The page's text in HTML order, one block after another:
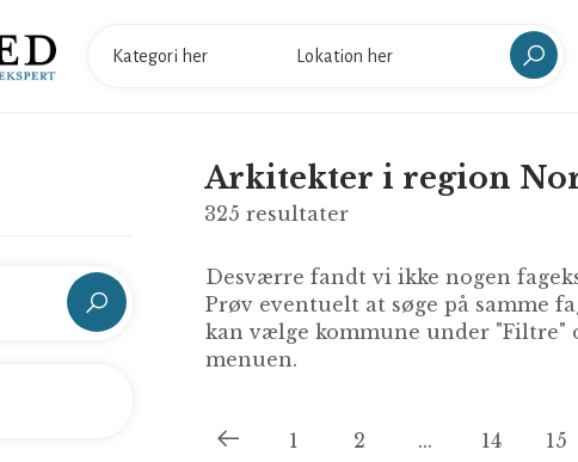
Arkitekter i region
325 resultater
Desværre fandt vi ikke nogen
Prøv eventuelt at søge på samme
kan vælge kommune under "Filtre"
menuen.
1 2 ... 14 15